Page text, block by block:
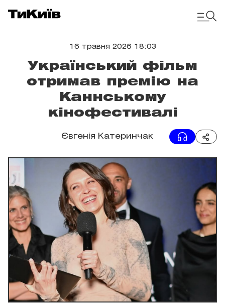
16 травня 2026 18:03
Український фільм
отримав премію на
Каннському
кінофестивалі
Євгенія Катеринчак